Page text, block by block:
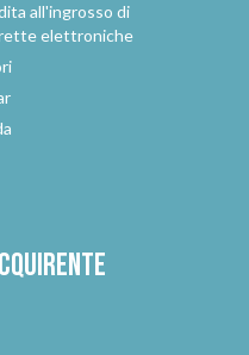
all'ingrosso di
elettroniche